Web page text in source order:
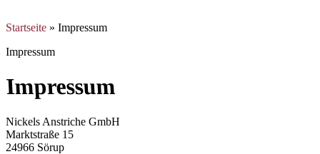
Startseite » Impressum
Impressum
Impressum
Nickels Anstriche GmbH
Marktstraße 15
24966 Sörup